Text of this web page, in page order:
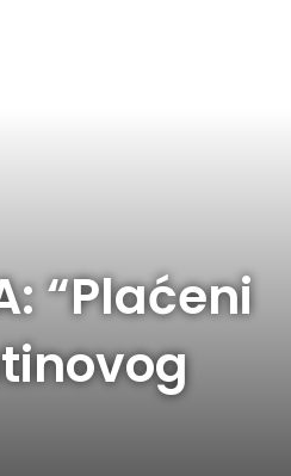
“Plaćeni